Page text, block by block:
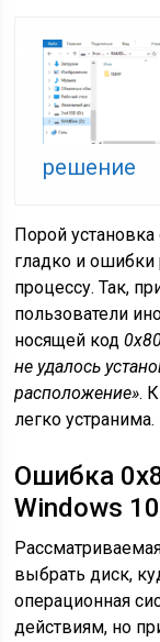
решение
Порой
гладко и ошибки
процессу. Так,
пользователи
носящей код
не удалось
расположение».
легко устранима.
Ошибка
Windows 10
выбрать диск,
операционная
действиям, но